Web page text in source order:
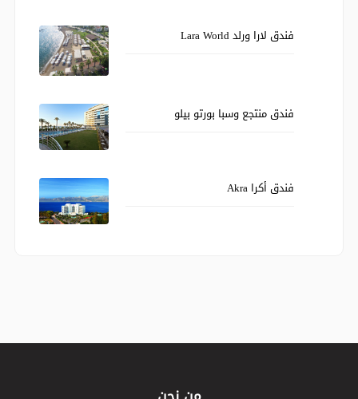
فندق لارا ورلد Lara World
فندق منتجع وسبا بورتو بيلو
فندق أكرا Akra